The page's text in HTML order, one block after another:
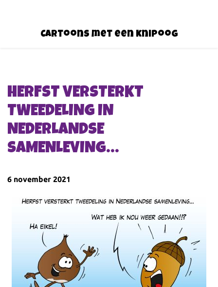
Cartoons met een knipoog
HERFST VERSTERKT
TWEEDELING IN
NEDERLANDSE
SAMENLEVING…
6 november 2021